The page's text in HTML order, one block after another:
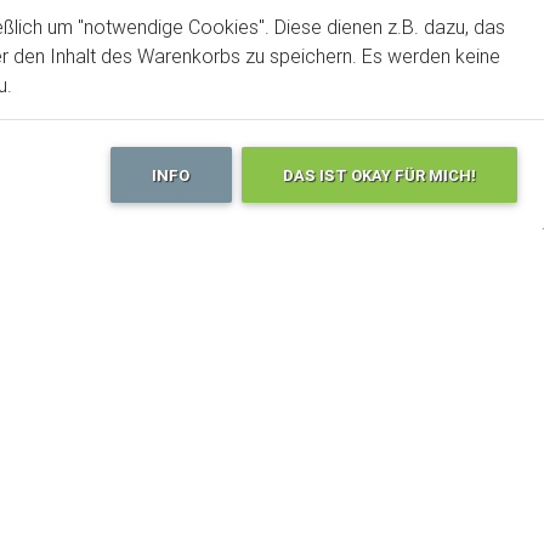
Trails!BOOK
um "notwendige Cookies". Diese dienen z.B. dazu, das
Inhalt des Warenkorbs zu speichern. Es werden keine
INFO DAS IST OKAY FÜR MICH!